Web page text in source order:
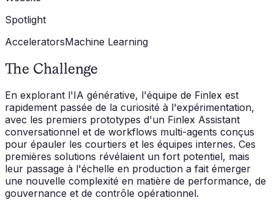
Spotlight
AcceleratorsMachine Learning
The Challenge
En explorant l'IA générative, l'équipe de Finlex est
rapidement passée de la curiosité à l'expérimentation,
avec les premiers prototypes d'un Finlex Assistant
conversationnel et de workflows multi-agents conçus
pour épauler les courtiers et les équipes internes. Ces
premières solutions révélaient un fort potentiel, mais
leur passage à l'échelle en production a fait émerger
une nouvelle complexité en matière de performance, de
gouvernance et de contrôle opérationnel.